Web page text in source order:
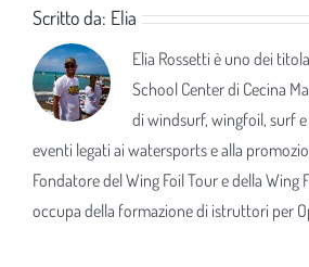
Scritto da: Elia
Elia Rossetti è uno dei
School Center di Cecina
di windsurf, wingfoil, surf
eventi legati ai watersports e alla
Fondatore del Wing Foil Tour e della Wing
occupa della formazione di istruttori per